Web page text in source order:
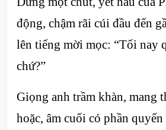
động, chậm rãi cúi đầu đến
lên tiếng mời mọc: “Tối nay
chứ?”
Giọng anh trầm khàn, mang
hoặc, âm cuối có phần